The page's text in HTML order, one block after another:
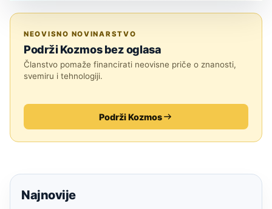
NEOVISNO NOVINARSTVO
Podrži Kozmos bez oglasa
Članstvo pomaže financirati neovisne priče o znanosti,
svemiru i tehnologiji.
Podrži Kozmos
Najnovije